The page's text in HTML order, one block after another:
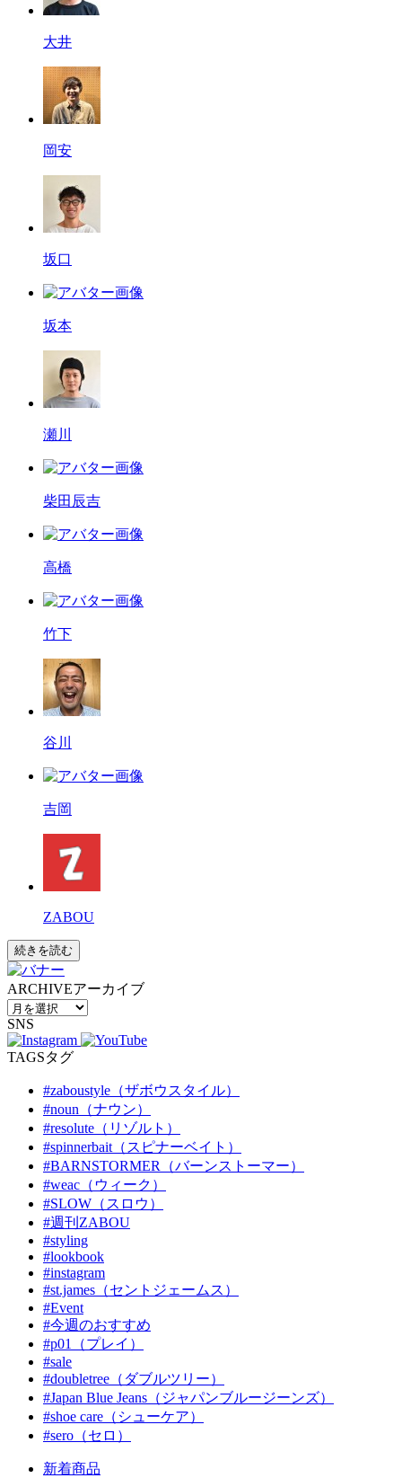
大井
岡安
坂口
坂本
瀬川
柴田辰吉
高橋
竹下
谷川
吉岡
ZABOU
続きを読む
ARCHIVEアーカイブ
SNS
TAGSタグ
#zaboustyle（ザボウスタイル）
#noun（ナウン）
#resolute（リゾルト）
#spinnerbait（スピナーベイト）
#BARNSTORMER（バーンストーマー）
#weac（ウィーク）
#SLOW（スロウ）
#週刊ZABOU
#styling
#lookbook
#instagram
#st.james（セントジェームス）
#Event
#今週のおすすめ
#p01（プレイ）
#sale
#doubletree（ダブルツリー）
#Japan Blue Jeans（ジャパンブルージーンズ）
#shoe care（シューケア）
#sero（セロ）
新着商品